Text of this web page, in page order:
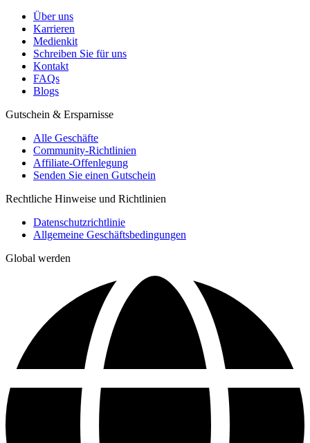
Über uns
Karrieren
Medienkit
Schreiben Sie für uns
Kontakt
FAQs
Blogs
Gutschein & Ersparnisse
Alle Geschäfte
Community-Richtlinien
Affiliate-Offenlegung
Senden Sie einen Gutschein
Rechtliche Hinweise und Richtlinien
Datenschutzrichtlinie
Allgemeine Geschäftsbedingungen
Global werden